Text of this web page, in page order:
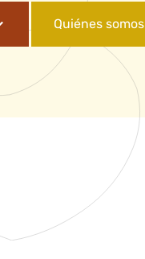
Quiénes somos